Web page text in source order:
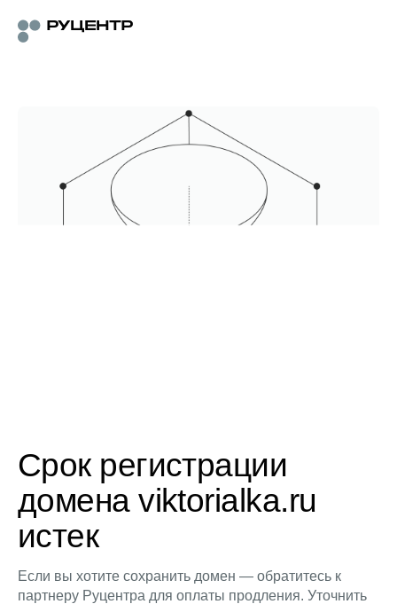
Срок регистрации
домена viktorialka.ru
истек
Если вы хотите сохранить домен — обратитесь к
партнеру Руцентра для оплаты продления. Уточнить